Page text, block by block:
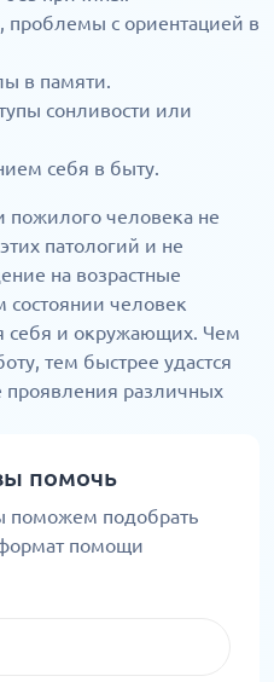
проблемы с ориентацией в
в памяти.
сонливости или
себя в быту.
пожилого человека не
патологий и не
на возрастные
состоянии человек
себя и окружающих. Чем
тем быстрее удастся
проявления различных
помочь
поможем подобрать
помощи